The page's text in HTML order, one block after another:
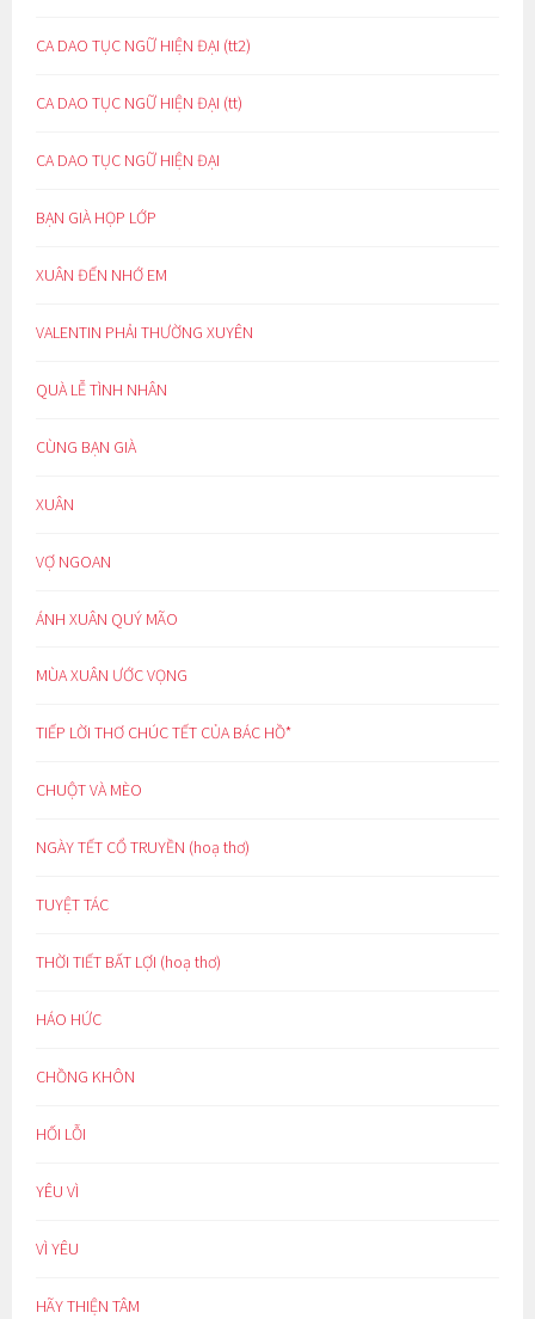
CA DAO TỤC NGỮ HIỆN ĐẠI (tt2)
CA DAO TỤC NGỮ HIỆN ĐẠI (tt)
CA DAO TỤC NGỮ HIỆN ĐẠI
BẠN GIÀ HỌP LỚP
XUÂN ĐẾN NHỚ EM
VALENTIN PHẢI THƯỜNG XUYÊN
QUÀ LỄ TÌNH NHÂN
CÙNG BẠN GIÀ
XUÂN
VỢ NGOAN
ÁNH XUÂN QUÝ MÃO
MÙA XUÂN ƯỚC VỌNG
TIẾP LỜI THƠ CHÚC TẾT CỦA BÁC HỒ*
CHUỘT VÀ MÈO
NGÀY TẾT CỔ TRUYỀN (hoạ thơ)
TUYỆT TÁC
THỜI TIẾT BẤT LỢI (hoạ thơ)
HÁO HỨC
CHỒNG KHÔN
HỐI LỖI
YÊU VÌ
VÌ YÊU
HÃY THIỆN TÂM